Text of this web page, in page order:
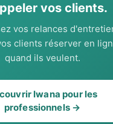
vos clients.
vos relances
clients réserver en
quand ils veulent.
Iwana pour les
professionnels →